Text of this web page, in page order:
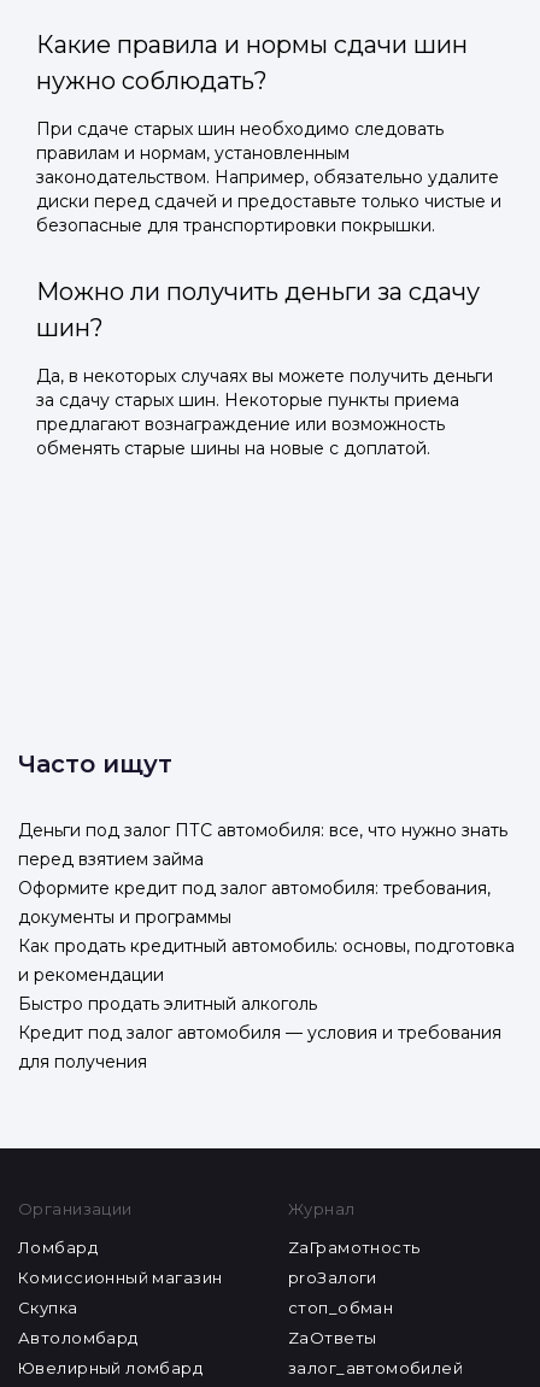
Какие правила и нормы сдачи шин
нужно соблюдать?
При сдаче старых шин необходимо следовать
правилам и нормам, установленным
законодательством. Например, обязательно удалите
диски перед сдачей и предоставьте только чистые и
безопасные для транспортировки покрышки.
Можно ли получить деньги за сдачу
шин?
Да, в некоторых случаях вы можете получить деньги
за сдачу старых шин. Некоторые пункты приема
предлагают вознаграждение или возможность
обменять старые шины на новые с доплатой.
Часто ищут
Деньги под залог ПТС автомобиля: все, что нужно знать
перед взятием займа
Оформите кредит под залог автомобиля: требования,
документы и программы
Как продать кредитный автомобиль: основы, подготовка
и рекомендации
Быстро продать элитный алкоголь
Кредит под залог автомобиля — условия и требования
для получения
Организации
Ломбард
Комиссионный магазин
Скупка
Автоломбард
Ювелирный ломбард
Журнал
ZaГрамотность
proЗалоги
стоп_обман
ZaОтветы
залог_автомобилей